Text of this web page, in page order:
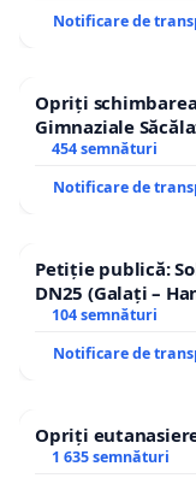
Notificare de
Opriți
Gimnaziale
454 semnături
Notificare de
Petiție publică:
DN25 (Galați –
traseului în afara
104 semnături
Notificare de
Opriți
1 635 semnături